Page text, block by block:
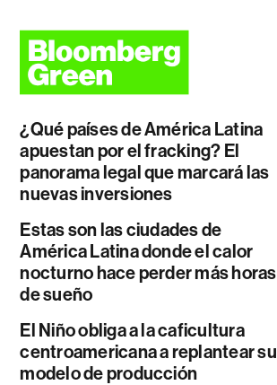
¿Qué países de América Latina
apuestan por el fracking? El
panorama legal que marcará las
nuevas inversiones
Estas son las ciudades de
América Latina donde el calor
nocturno hace perder más horas
de sueño
El Niño obliga a la caficultura
centroamericana a replantear su
modelo de producción